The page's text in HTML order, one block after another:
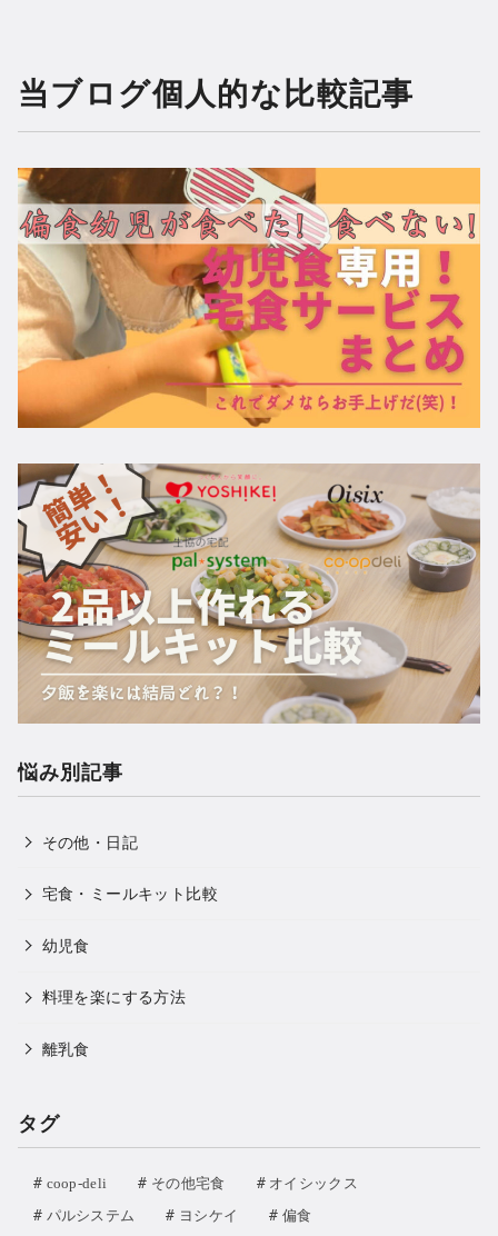
当ブログ個人的な比較記事
悩み別記事
その他・日記
宅食・ミールキット比較
幼児食
料理を楽にする方法
離乳食
タグ
coop-deli その他宅食 オイシックス
パルシステム ヨシケイ 偏食